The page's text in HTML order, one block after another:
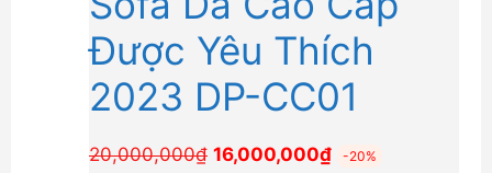
Được Yêu Thích
2023 DP-CC01
20,000,000₫ Giá
16,000,000₫Giá
-20%